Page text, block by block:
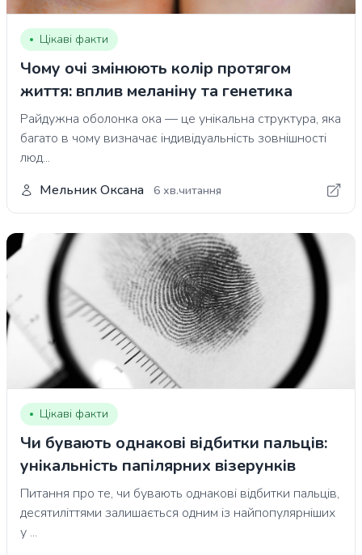
Цікаві факти
Чому очі змінюють колір протягом
життя: вплив меланіну та генетика
Райдужна оболонка ока — це унікальна структура, яка
багато в чому визначає індивідуальність зовнішності
люд...
Мельник Оксана
6 хв.читання
Цікаві факти
Чи бувають однакові відбитки пальців:
унікальність папілярних візерунків
Питання про те, чи бувають однакові відбитки пальців,
десятиліттями залишається одним із найпопулярніших
у ...